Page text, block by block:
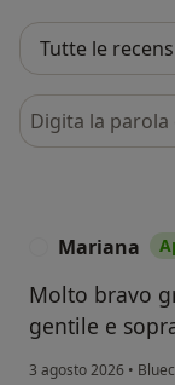
Cerca nelle
Mariana
Molto bravo
gentile e
3 agosto 2026 •